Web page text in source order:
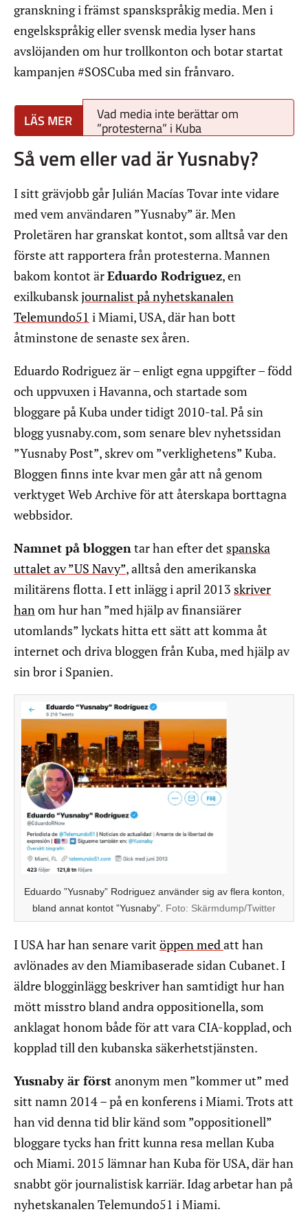
granskning i främst spanskspråkig media. Men i
engelskspråkig eller svensk media lyser hans
avslöjanden om hur trollkonton och botar startat
kampanjen #SOSCuba med sin frånvaro.
Vad media inte berättar om
”protesterna” i Kuba
Så vem eller vad är Yusnaby?
I sitt grävjobb går Julián Macías Tovar inte vidare
med vem användaren ”Yusnaby” är. Men
Proletären har granskat kontot, som alltså var den
förste att rapportera från protesterna. Mannen
bakom kontot ärEduardo ​​Rodriguez, en
exilkubanskjournalist på nyhetskanalen
Telemundo51 i Miami, USA, där han bott
åtminstone de senaste sex åren.
Eduardo Rodriguez är – enligt egna uppgifter – född
och uppvuxen i Havanna, och startade som
bloggare på Kuba under tidigt 2010-tal. På sin
blogg yusnaby.com, som senare blev nyhetssidan
”Yusnaby Post”, skrev om ”verklighetens” Kuba.
Bloggen finns inte kvar men går att nå genom
verktyget Web Archive för att återskapa borttagna
webbsidor.
Namnet på bloggentar han efter det spanska
uttalet av ”US Navy”, alltså den amerikanska
militärens flotta. I ett inlägg i april 2013 skriver
hanom hur han ”med hjälp av finansiärer
utomlands” lyckats hitta ett sätt att komma åt
internet och driva bloggen från Kuba, med hjälp av
sin bror i Spanien.
Eduardo ”Yusnaby” Rodriguez använder sig av flera konton,
bland annat kontot ”Yusnaby”. Foto: Skärmdump/Twitter
I USA har han senare varitöppen medatt han
avlönades av den Miamibaserade sidan Cubanet. I
äldre blogginlägg beskriver han samtidigt hur han
mött misstro bland andra oppositionella, som
anklagat honom både för att vara CIA-kopplad, och
kopplad till den kubanska säkerhetstjänsten.
Yusnaby är först anonym men ”kommer ut” med
sitt namn 2014 – på en konferens i Miami. Trots att
han vid denna tid blir känd som ”oppositionell”
bloggare tycks han fritt kunna resa mellan Kuba
och Miami. 2015 lämnar han Kuba för USA, där han
snabbt gör journalistisk karriär. Idag arbetar han på
nyhetskanalen Telemundo51 i Miami.